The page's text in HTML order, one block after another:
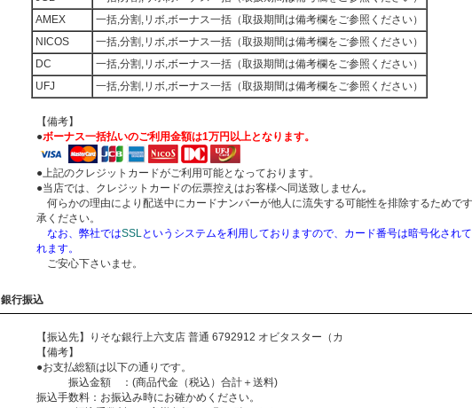
AMEX
一括,分割,リボ,ボーナス一括（取扱期間は備考欄をご参照ください）
NICOS
一括,分割,リボ,ボーナス一括（取扱期間は備考欄をご参照ください）
DC
一括,分割,リボ,ボーナス一括（取扱期間は備考欄をご参照ください）
UFJ
一括,分割,リボ,ボーナス一括（取扱期間は備考欄をご参照ください）
【備考】
●ボーナス一括払いのご利用金額は1万円以上となります。
●上記のクレジットカードがご利用可能となっております。
●当店では、クレジットカードの伝票控えはお客様へ同送致しません｡
何らかの理由により配送中にカードナンバーが他人に流失する可能性を排除するためで
承ください。
なお、弊社ではSSLというシステムを利用しておりますので、カード番号は暗号化され
れます。
ご安心下さいませ。
銀行振込
【振込先】りそな銀行上六支店 普通 6792912 オビタスター（カ
【備考】
●お支払総額は以下の通りです。
振込金額 ：(商品代金（税込）合計＋送料)
振込手数料：お振込み時にお確かめください。